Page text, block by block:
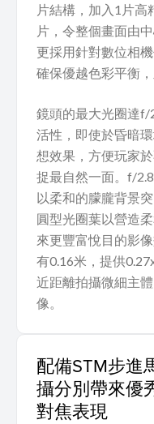
片結構，加入1片
片，令整個畫面由
更採用針對數位相
確保優越色彩平衡
鏡頭的最大光圈達f/
活性，即使於昏暗
想效果，方便玩家
捉最自然一面。f/
以柔和的朦朧背景
圓型光圈葉以營造
來更豐富悅目的影
有0.16米，提供
近距離拍攝微細主
像。
配備STM步
攝分別帶來優
對焦表現